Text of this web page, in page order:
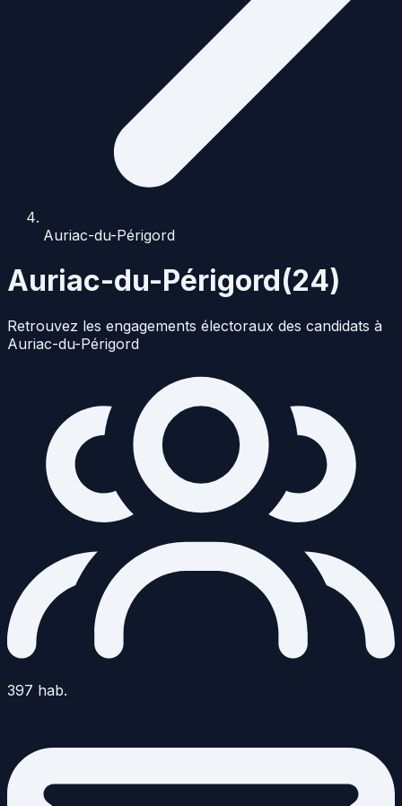
Auriac-du-Périgord
Auriac-du-Périgord(24)
Retrouvez les engagements électoraux des candidats à
Auriac-du-Périgord
397 hab.